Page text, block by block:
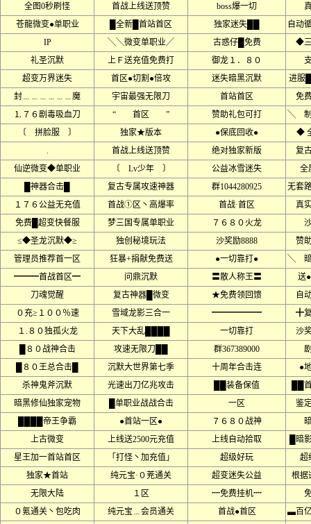
全图0秒刷怪
首战上线送顶赞 boss爆一切
苍龍微变●单职业
█全新█首站首区 独家迷失██
自动
IP
╲╲微变单职业╱ 古惑仔█免费
◆
礼圣沉默
上Ｆ送充值免费打 御龙１．８０
超变万界迷失
首区●切割●倍攻 迷失暗黑沉默
进服
封﹍﹍﹍﹍﹍﹍魔
宇宙最强无限刀 首站首区
免
⒈７６剧毒吸血刀
“ 首区 ” 赞助礼包可打
╲
〔 拼脸服 〕
独家★版本 ●保底回收●
◆
.
首战上线送顶赞 绝对独家新版
复
仙逆微变◆单职业
〔 Lv少年 〕 公益冰雪迷失
全
█神器合击█
复古专属攻速神器 群1044280925
无套
１７６公益无充值
首战①区丶高爆率 首战·首区
真
免费█超变快餐服
梦三国专属单职业 ７６８０火龙
≤◆圣龙沉默◆≥
独创秘境玩法 沙奖励8888
赞
管理员推荐首一区
狂暴+捐献免费送 ●一切靠打●
╲
━━━首战首区━
问鼎沉默 〓散人称王〓
送
刀魂觉醒
复古神器█微变 ★免费领回馈
自
０充≥１００％速
雪域龙影三合一 ━━━━━━
╋
１.８０独孤火龙
天下大乱████ 一切靠打
沙
█８０战神合击
攻速无限刀██ 群367389000
█８０王总合击█
沉默大世界第七季 十周年合击连
●
杀神鬼斧沉默
光速出刀亿兆攻击 ██装备保值
██
暗黑修仙独家宠物
█单职业战战合击 一区
鉴
████帝王争霸
●首站一区● ７６８０战神
上古微变
上线送2500元充值 上线自动拾取
█暗
星王加一首站首区
「打怪丶加充值」 超级好玩
超
独家★首站
纯元宝·０茺通关 超变迷失公益
根据
无限大陆
１区 ┉免费挂机┉
０氪通关丶包吃肉
纯元宝﹍会员通关 首战●首区
▃百